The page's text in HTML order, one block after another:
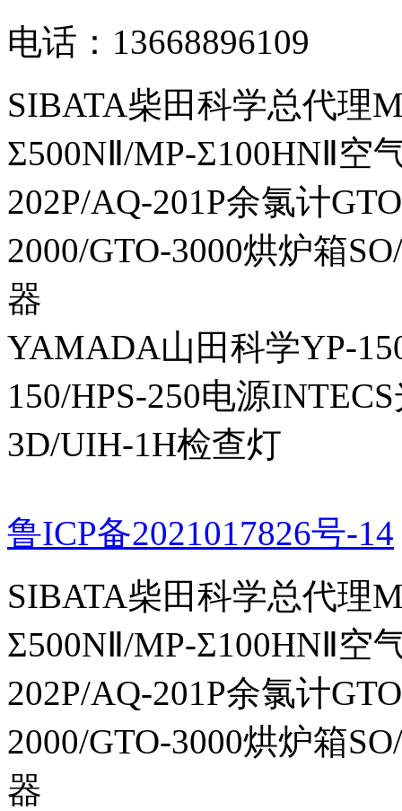
电话：13668896109
SIBATA柴田科学总代理
Σ500NⅡ/MP-Σ100HNⅡ空
202P/AQ-201P余氯计
2000/GTO-3000烘炉箱
器
YAMADA山田科学YP-
150/HPS-250电源
3D/UIH-1H检查灯
鲁ICP备2021017826号-14
SIBATA柴田科学总代理
Σ500NⅡ/MP-Σ100HNⅡ空
202P/AQ-201P余氯计
2000/GTO-3000烘炉箱
器